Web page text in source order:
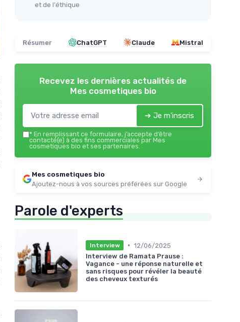
et de l'éthique
Résumer ChatGPT Claude Mistral
Recevez les dernières actualités de
Mes cosmetiques bio
➔ Je m'inscris
* En remplissant ce formulaire, j’accepte d’être
contacté(e) à des fins commerciales par Mes
cosmetiques bio et ses partenaires.
Mes cosmetiques bio
Ajoutez-nous à vos sources préférées sur Google
Parole d'experts
Interview • 12/06/2025
Interview de Ramata Prause :
Vagance - une réponse naturelle et
sans risques pour révéler la beauté
des cheveux texturés